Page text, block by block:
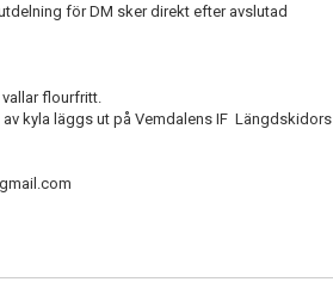
för DM sker direkt efter avslutad
flourfritt.
kyla läggs ut på Vemdalens IF Längdskidors